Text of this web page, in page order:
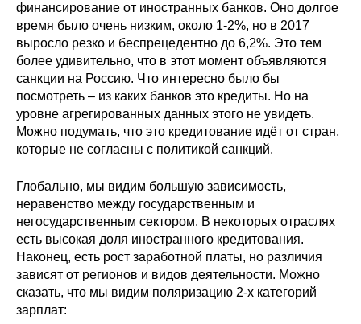
финансирование от иностранных банков. Оно долгое
время было очень низким, около 1-2%, но в 2017
выросло резко и беспрецедентно до 6,2%. Это тем
более удивительно, что в этот момент объявляются
санкции на Россию. Что интересно было бы
посмотреть – из каких банков это кредиты. Но на
уровне агрегированных данных этого не увидеть.
Можно подумать, что это кредитование идёт от стран,
которые не согласны с политикой санкций.
Глобально, мы видим большую зависимость,
неравенство между государственным и
негосударственным сектором. В некоторых отраслях
есть высокая доля иностранного кредитования.
Наконец, есть рост заработной платы, но различия
зависят от регионов и видов деятельности. Можно
сказать, что мы видим поляризацию 2-х категорий
зарплат: